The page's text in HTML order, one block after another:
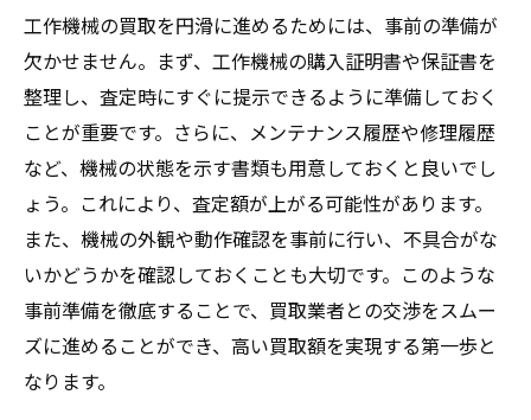
消耗部品の状態チェック
修理履歴とメンテナンス記録の重要性
買取業者が注目するポイント
高評価を得るための清掃と保管方法
プロが教える工作機械買取業者の選び方
信頼できる業者の見極め方
業者の評判と口コミの調査
複数の業者から見積もりを取る方法
契約条件とそのチェックポイント
工作機械の買取を円滑に進めるためには、事前の準備が
欠かせません。まず、工作機械の購入証明書や保証書を
整理し、査定時にすぐに提示できるように準備しておく
ことが重要です。さらに、メンテナンス履歴や修理履歴
など、機械の状態を示す書類も用意しておくと良いでし
ょう。これにより、査定額が上がる可能性があります。
また、機械の外観や動作確認を事前に行い、不具合がな
いかどうかを確認しておくことも大切です。このような
事前準備を徹底することで、買取業者との交渉をスムー
ズに進めることができ、高い買取額を実現する第一歩と
なります。